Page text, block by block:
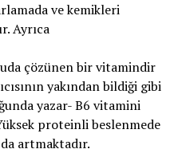
ve kemikleri
Ayrıca
çözünen bir vitamindir
yakından bildiği gibi
yazar- B6 vitamini
proteinli beslenmede
artmaktadır.